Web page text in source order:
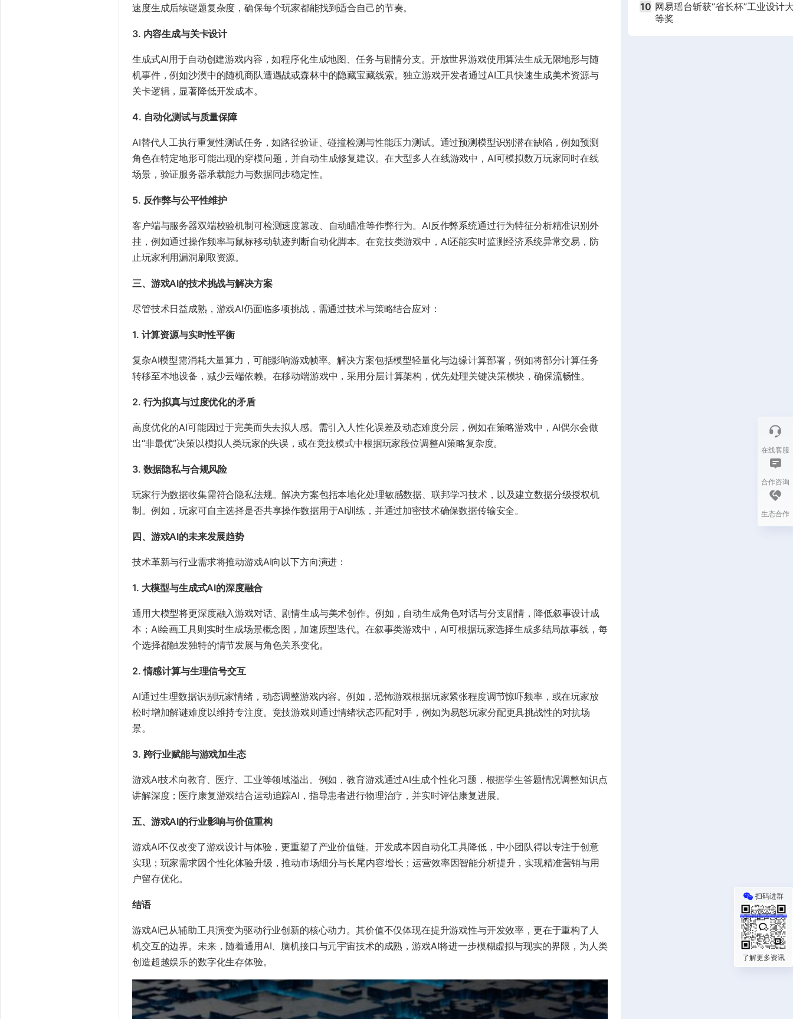
速度生成后续谜题复杂度，确保每个玩家都能找到适合自己的节奏。
​3. 内容生成与关卡设计​
生成式AI用于自动创建游戏内容，如程序化生成地图、任务与剧情分支。开放世界游戏使用算法生成无限地形与随
机事件，例如沙漠中的随机商队遭遇战或森林中的隐藏宝藏线索。独立游戏开发者通过AI工具快速生成美术资源与
关卡逻辑，显著降低开发成本。
​4. 自动化测试与质量保障​
AI替代人工执行重复性测试任务，如路径验证、碰撞检测与性能压力测试。通过预测模型识别潜在缺陷，例如预测
角色在特定地形可能出现的穿模问题，并自动生成修复建议。在大型多人在线游戏中，AI可模拟数万玩家同时在线
场景，验证服务器承载能力与数据同步稳定性。
​5. 反作弊与公平性维护​
客户端与服务器双端校验机制可检测速度篡改、自动瞄准等作弊行为。AI反作弊系统通过行为特征分析精准识别外
挂，例如通过操作频率与鼠标移动轨迹判断自动化脚本。在竞技类游戏中，AI还能实时监测经济系统异常交易，防
止玩家利用漏洞刷取资源。
​三、游戏AI的技术挑战与解决方案​
尽管技术日益成熟，游戏AI仍面临多项挑战，需通过技术与策略结合应对：
​1. 计算资源与实时性平衡​
复杂AI模型需消耗大量算力，可能影响游戏帧率。解决方案包括模型轻量化与边缘计算部署，例如将部分计算任务
转移至本地设备，减少云端依赖。在移动端游戏中，采用分层计算架构，优先处理关键决策模块，确保流畅性。
​2. 行为拟真与过度优化的矛盾​
高度优化的AI可能因过于完美而失去拟人感。需引入人性化误差及动态难度分层，例如在策略游戏中，AI偶尔会做
出“非最优”决策以模拟人类玩家的失误，或在竞技模式中根据玩家段位调整AI策略复杂度。
​3. 数据隐私与合规风险​
玩家行为数据收集需符合隐私法规。解决方案包括本地化处理敏感数据、联邦学习技术，以及建立数据分级授权机
制。例如，玩家可自主选择是否共享操作数据用于AI训练，并通过加密技术确保数据传输安全。
​四、游戏AI的未来发展趋势​
技术革新与行业需求将推动游戏AI向以下方向演进：
​1. 大模型与生成式AI的深度融合​
通用大模型将更深度融入游戏对话、剧情生成与美术创作。例如，自动生成角色对话与分支剧情，降低叙事设计成
本；AI绘画工具则实时生成场景概念图，加速原型迭代。在叙事类游戏中，AI可根据玩家选择生成多结局故事线，每
个选择都触发独特的情节发展与角色关系变化。
​2. 情感计算与生理信号交互​
AI通过生理数据识别玩家情绪，动态调整游戏内容。例如，恐怖游戏根据玩家紧张程度调节惊吓频率，或在玩家放
松时增加解谜难度以维持专注度。竞技游戏则通过情绪状态匹配对手，例如为易怒玩家分配更具挑战性的对抗场
景。
​3. 跨行业赋能与游戏加生态​
游戏AI技术向教育、医疗、工业等领域溢出。例如，教育游戏通过AI生成个性化习题，根据学生答题情况调整知识点
讲解深度；医疗康复游戏结合运动追踪AI，指导患者进行物理治疗，并实时评估康复进展。
​五、游戏AI的行业影响与价值重构​
游戏AI不仅改变了游戏设计与体验，更重塑了产业价值链。开发成本因自动化工具降低，中小团队得以专注于创意
实现；玩家需求因个性化体验升级，推动市场细分与长尾内容增长；运营效率因智能分析提升，实现精准营销与用
户留存优化。
​结语​
游戏AI已从辅助工具演变为驱动行业创新的核心动力。其价值不仅体现在提升游戏性与开发效率，更在于重构了人
机交互的边界。未来，随着通用AI、脑机接口与元宇宙技术的成熟，游戏AI将进一步模糊虚拟与现实的界限，为人类
创造超越娱乐的数字化生存体验。
10 网易瑶台斩获“省长杯”工业设计
等奖
在线客服
合作咨询
生态合作
扫码进群
了解更多资讯